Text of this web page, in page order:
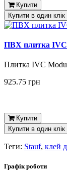
Купити
Купити в один клік
ПВХ плитка IVC
Плитка IVC
925.75 грн
Купити
Купити в один клік
Теги: Stauf, клей
Графік роботи